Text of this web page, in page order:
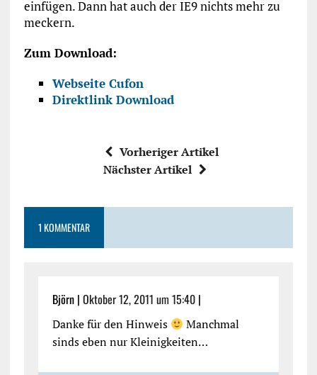
einfügen. Dann hat auch der IE9 nichts mehr zu
meckern.
Zum Download:
Webseite Cufon
Direktlink Download
Vorheriger Artikel
Nächster Artikel
1 KOMMENTAR
Björn | Oktober 12, 2011 um 15:40|
Danke für den Hinweis
Manchmal
sinds eben nur Kleinigkeiten…